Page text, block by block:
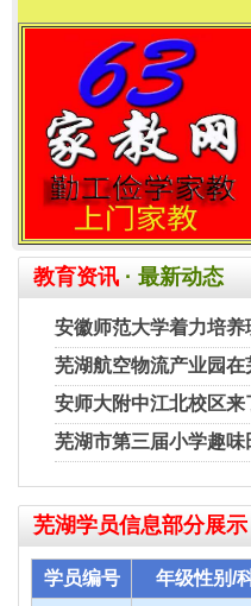
教育资讯 · 最新动态
安徽师范大学着力培
芜湖航空物流产业园
安师大附中江北校区来
芜湖市第三届小学趣
芜湖学员信息部分展示
学员编号 年级性别/